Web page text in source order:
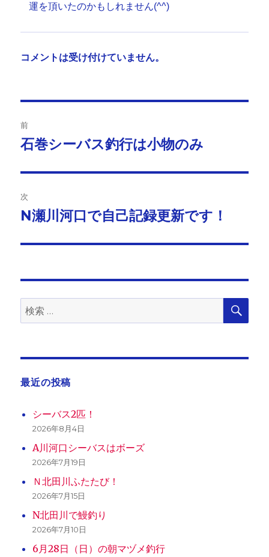
運を頂いたのかもしれません(^^)
コメントは受け付けていません。
稿
ビ
ゲ
ー
ン
前
前
投
稿:
石巻シーバス釣行は小物のみ
次
次
投
N瀬川河口で自己記録更新です！
検
索:
検
最近の投稿
シーバス2匹！
2026年8月4日
A川河口シーバスはボーズ
2026年7月19日
Ｎ北田川ふたたび！
2026年7月15日
N北田川で鰻釣り
2026年7月10日
6月28日（日）の朝マヅメ釣行